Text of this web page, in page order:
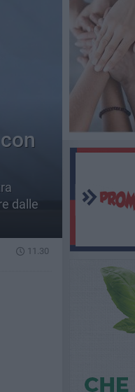
dalle
11.30